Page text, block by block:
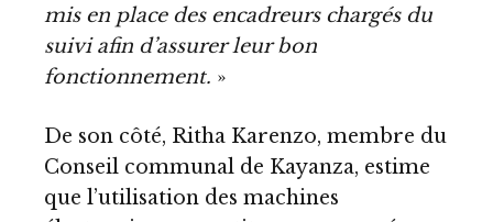
mis en place des encadreurs chargés du
suivi afin d’assurer leur bon
fonctionnement. »
De son côté, Ritha Karenzo, membre du
Conseil communal de Kayanza, estime
que l’utilisation des machines